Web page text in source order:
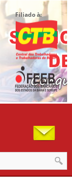
Filiado à: